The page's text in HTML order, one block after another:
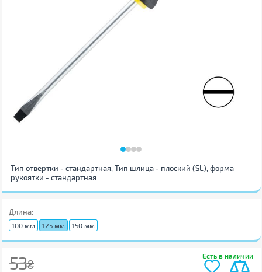
Тип отвертки - стандартная, Тип шлица - плоский (SL), форма
рукоятки - стандартная
Длина:
100 мм 125 мм 150 мм
53₴
Есть в наличии